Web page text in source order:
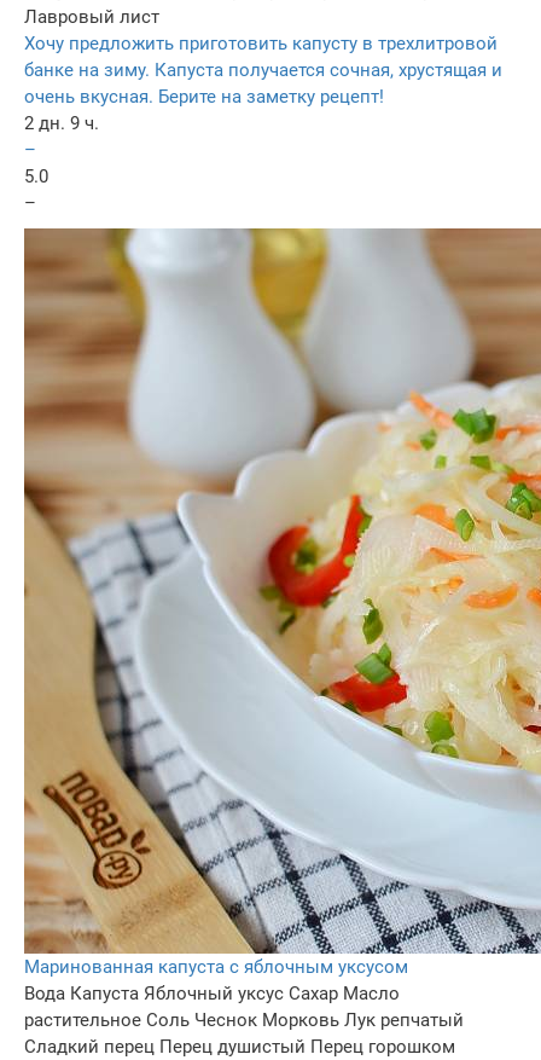
Лавровый лист
Хочу предложить приготовить капусту в трехлитровой
банке на зиму. Капуста получается сочная, хрустящая и
очень вкусная. Берите на заметку рецепт!
2 дн. 9 ч.
–
5.0
–
Маринованная капуста с яблочным уксусом
Вода Капуста Яблочный уксус Сахар Масло
растительное Соль Чеснок Морковь Лук репчатый
Сладкий перец Перец душистый Перец горошком